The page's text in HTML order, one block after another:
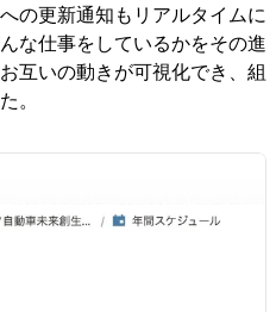
の更新通知もリアルタイムに
な仕事をしているかをその進
互いの動きが可視化でき、組
。